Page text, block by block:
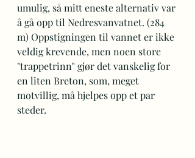
umulig, så mitt eneste alternativ var
å gå opp til Nedresvanvatnet. (284
m) Oppstigningen til vannet er ikke
veldig krevende, men noen store
"trappetrinn" gjør det vanskelig for
en liten Breton, som, meget
motvillig, må hjelpes opp et par
steder.